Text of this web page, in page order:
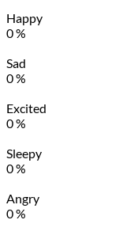
Happy
0%
Sad
0%
Excited
0%
Sleepy
0%
Angry
0%